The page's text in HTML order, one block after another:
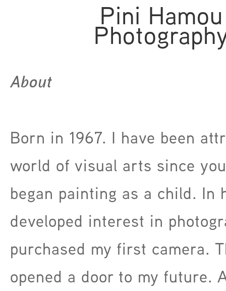
Pini Hamou
About
Born in 1967. I have been
world of visual arts since
began painting as a child. In
developed interest in
purchased my first camera.
opened a door to my future.